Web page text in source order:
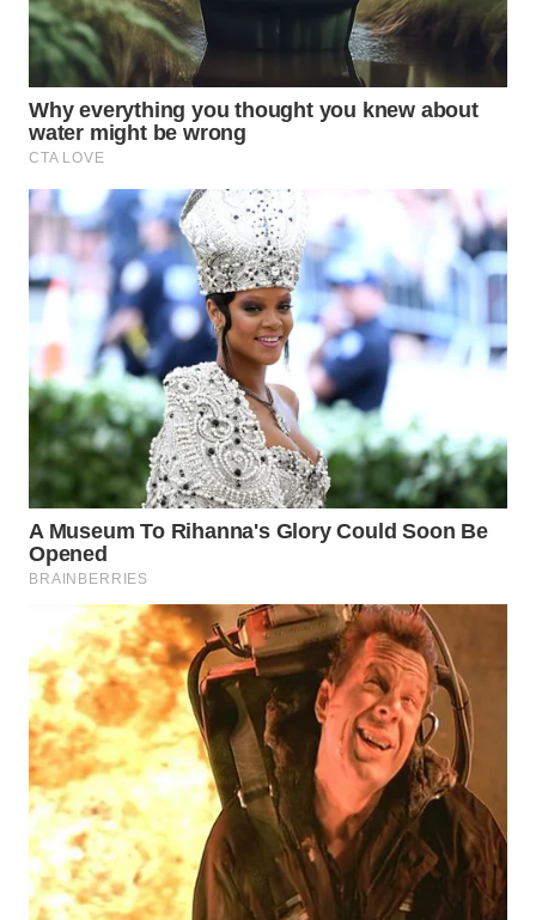
WN
TEBING
WN
PAKPAK
WN
KARAWANG
BEKASI
WN
BOGOR
WN
DEPOK
WN
TAPANULI
UTARA
WN
SAMOSIR
WN
PADANG
LAWAS